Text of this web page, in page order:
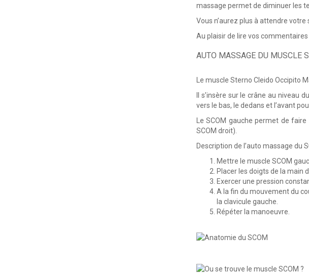
massage permet de diminuer les
Vous n’aurez plus à attendre
Au plaisir de lire vos commentaires
AUTO MASSAGE DU MUSCLE
Le muscle Sterno Cleido Occipito
Il s’insère sur le crâne au niveau
vers le bas, le dedans et l’avant
Le SCOM gauche permet de
SCOM droit).
Description de l’auto massage du
Mettre le muscle SCOM
Placer les doigts de la main
Exercer une pression
A la fin du mouvement du
la clavicule gauche.
Répéter la manoeuvre.